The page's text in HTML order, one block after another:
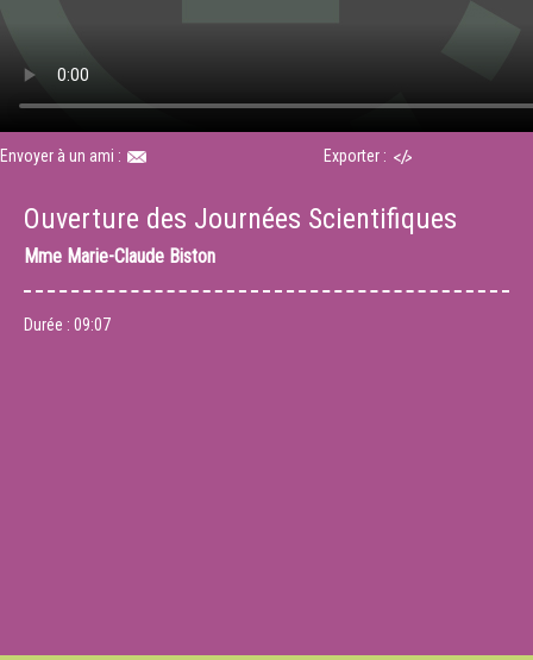
Envoyer à un ami : Exporter :
Ouverture des Journées Scientifiques
Mme Marie-Claude Biston
Durée : 09:07